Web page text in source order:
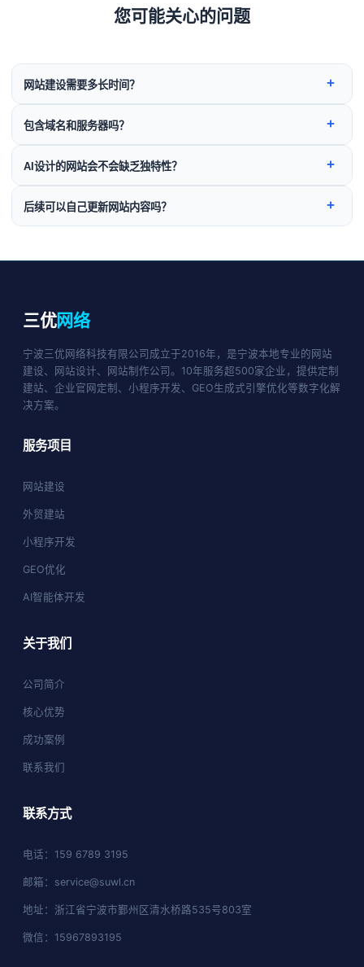
您可能关心的问题
网站建设需要多长时间？ +
舰版定制项目视复杂度而定，一般在4-6周内完成。具体工期在需
包含域名和服务器吗？ +
同，基础版使用国内优质云虚拟主机，标准版及以上赠送独享云
AI设计的网站会不会缺乏独特性？ +
版式、交互细节进行精细化调优，确保每个网站都具有独特的品
牌调性。AI提效，人工保品质。
后续可以自己更新网站内容吗？ +
三优网络
宁波三优网络科技有限公司成立于2016年，是宁波本地专业的网站
建设、网站设计、网站制作公司。10年服务超500家企业，提供定制
建站、企业官网定制、小程序开发、GEO生成式引擎优化等数字化解
决方案。
服务项目
网站建设
外贸建站
小程序开发
GEO优化
AI智能体开发
关于我们
公司简介
核心优势
成功案例
联系我们
联系方式
电话：159 6789 3195
邮箱：service@suwl.cn
地址：浙江省宁波市鄞州区清水桥路535号803室
微信：15967893195